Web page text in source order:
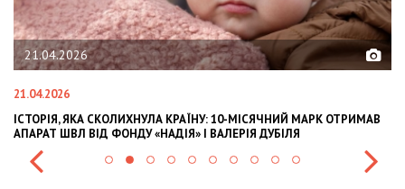
КРАЇНУ: 10-МІСЯЧНИЙ МАРК ОТРИМАВ
«НАДІЯ» І ВАЛЕРІЯ ДУБІЛЯ
02.02.2026
OLEKSII ABASOV: HOW
INTERNATIONAL